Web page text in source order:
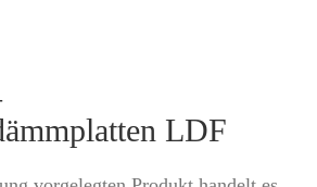
LDF